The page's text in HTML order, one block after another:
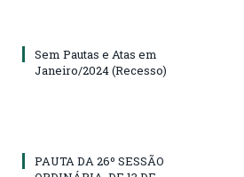
Sem Pautas e Atas em
Janeiro/2024 (Recesso)
PAUTA DA 26º SESSÃO